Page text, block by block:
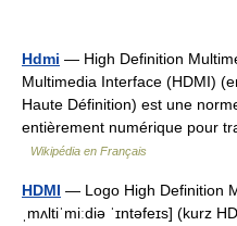
Hdmi — High Definition
Multimedia Interface (HDMI)
Haute Définition) est une
entièrement numérique pour
Wikipédia en Français
HDMI — Logo High Definition
ˌmʌltiˈmiːdiə ˈɪntəfeɪs] (kurz